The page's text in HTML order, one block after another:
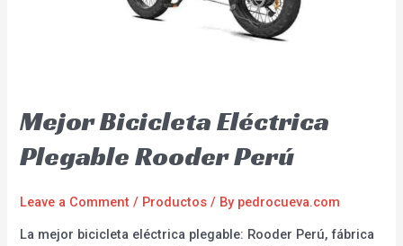
Mejor Bicicleta Eléctrica
Plegable Rooder Perú
Leave a Comment / Productos / By pedrocueva.com
La mejor bicicleta eléctrica plegable: Rooder Perú, fábrica